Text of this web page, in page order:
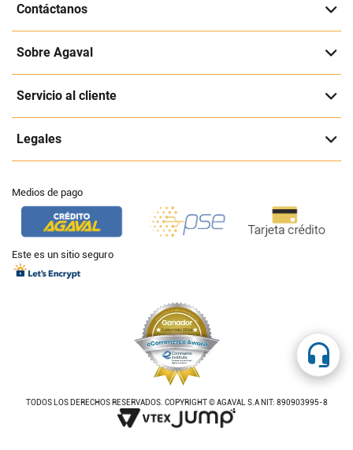
Contáctanos
Sobre Agaval
Servicio al cliente
Legales
Medios de pago
Este es un sitio seguro
TODOS LOS DERECHOS RESERVADOS. COPYRIGHT © AGAVAL S.A NIT: 890903995-8